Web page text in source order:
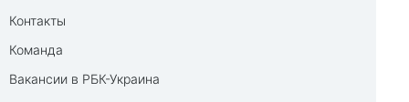
Контакты
Команда
Вакансии в РБК-Украина